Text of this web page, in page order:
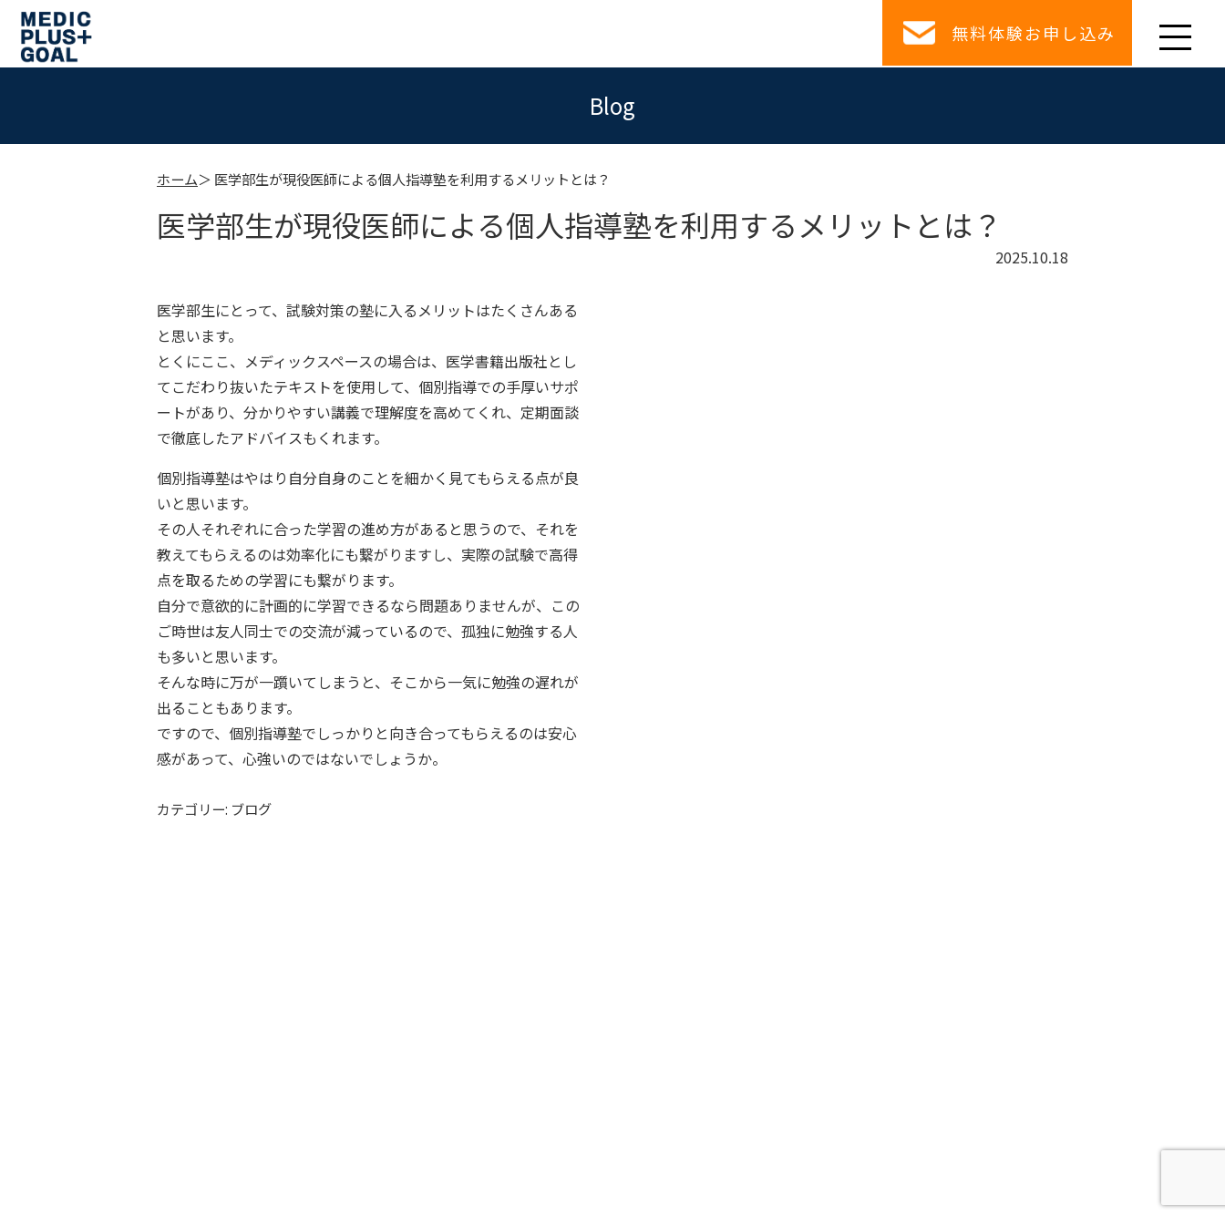
無料体験お申し込み
Blog
ホーム 医学部生が現役医師による個人指導塾を利用するメリットとは？
医学部生が現役医師による個人指導塾を利用するメリットとは？
2025.10.18
医学部生にとって、試験対策の塾に入るメリットはたくさんある
と思います。
とくにここ、メディックスペースの場合は、医学書籍出版社とし
てこだわり抜いたテキストを使用して、個別指導での手厚いサポ
ートがあり、分かりやすい講義で理解度を高めてくれ、定期面談
で徹底したアドバイスもくれます。
個別指導塾はやはり自分自身のことを細かく見てもらえる点が良
いと思います。
その人それぞれに合った学習の進め方があると思うので、それを
教えてもらえるのは効率化にも繋がりますし、実際の試験で高得
点を取るための学習にも繋がります。
自分で意欲的に計画的に学習できるなら問題ありませんが、この
ご時世は友人同士での交流が減っているので、孤独に勉強する人
も多いと思います。
そんな時に万が一躓いてしまうと、そこから一気に勉強の遅れが
出ることもあります。
ですので、個別指導塾でしっかりと向き合ってもらえるのは安心
感があって、心強いのではないでしょうか。
カテゴリー: ブログ